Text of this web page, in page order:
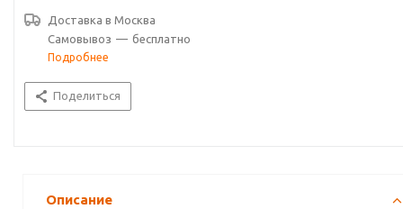
Доставка в Москва
Самовывоз — бесплатно
Подробнее
Поделиться
Описание